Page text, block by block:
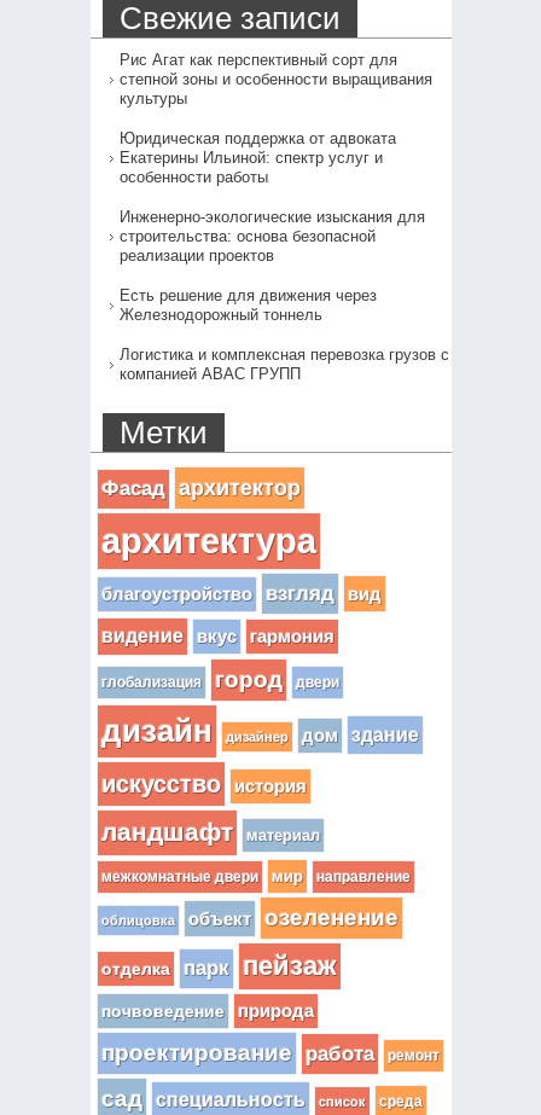
Свежие записи
Рис Агат как перспективный сорт для
степной зоны и особенности выращивания
культуры
Юридическая поддержка от адвоката
Екатерины Ильиной: спектр услуг и
особенности работы
Инженерно-экологические изыскания для
строительства: основа безопасной
реализации проектов
Есть решение для движения через
Железнодорожный тоннель
Логистика и комплексная перевозка грузов с
компанией АВАС ГРУПП
Метки
Фасад архитектор
архитектура
благоустройство взгляд вид
видение вкус гармония
глобализация город двери
дизайн дизайнер дом здание
искусство история
ландшафт материал
межкомнатные двери мир направление
облицовка объект озеленение
отделка парк пейзаж
почвоведение природа
проектирование работа ремонт
сад специальность список среда